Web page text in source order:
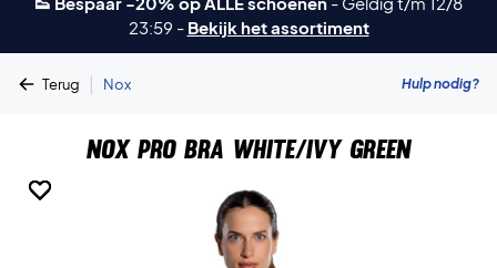
23:59 - Bekijk het assortiment
Terug | Nox Hulp nodig?
Nox Pro Bra White/Ivy Green